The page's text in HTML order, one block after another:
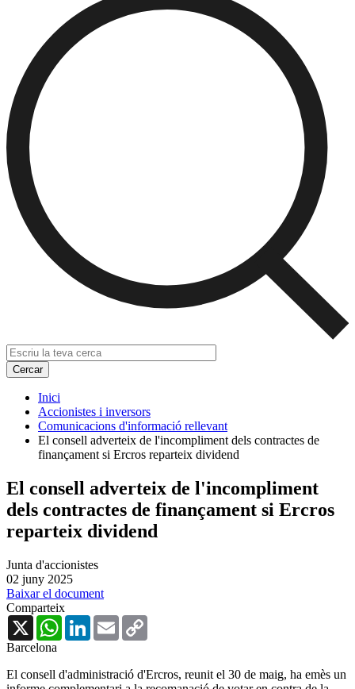
Inici
Accionistes i inversors
Comunicacions d'informació rellevant
El consell adverteix de l'incompliment dels contractes de
finançament si Ercros reparteix dividend
El consell adverteix de l'incompliment
dels contractes de finançament si Ercros
reparteix dividend
Junta d'accionistes
02 juny 2025
Baixar el document
Comparteix
X
WhatsAppLinkedInEmail
Barcelona
El consell d'administració d'Ercros, reunit el 30 de maig, ha emès un